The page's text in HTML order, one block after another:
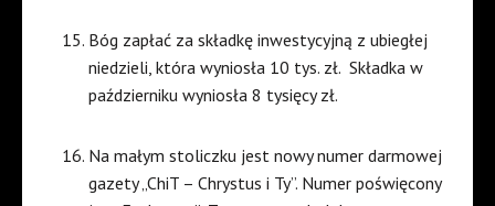
Bóg zapłać za składkę inwestycyjną z ubiegłej
niedzieli, która wyniosła 10 tys. zł. Składka w
październiku wyniosła 8 tysięcy zł.
Na małym stoliczku jest nowy numer darmowej
gazety „ChiT – Chrystus i Ty”. Numer poświęcony